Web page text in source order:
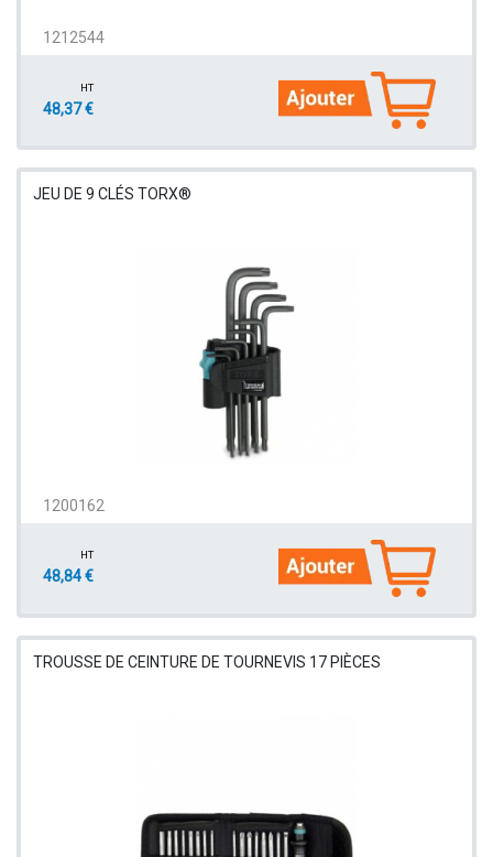
1212544
HT
48,37 €
JEU DE 9 CLÉS TORX®
1200162
HT
48,84 €
TROUSSE DE CEINTURE DE TOURNEVIS 17 PIÈCES